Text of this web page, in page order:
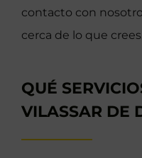
contacto con
cerca de lo que
QUÉ
VILASSAR DE